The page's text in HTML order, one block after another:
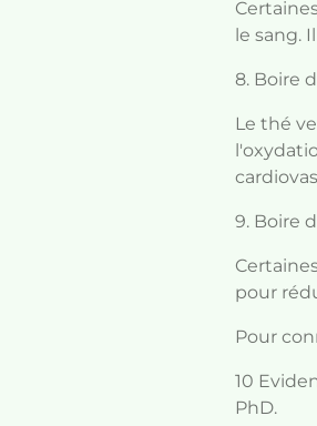
le sang.
8. Boire
Le thé
9. Boire
pour
Pour
10
PhD.